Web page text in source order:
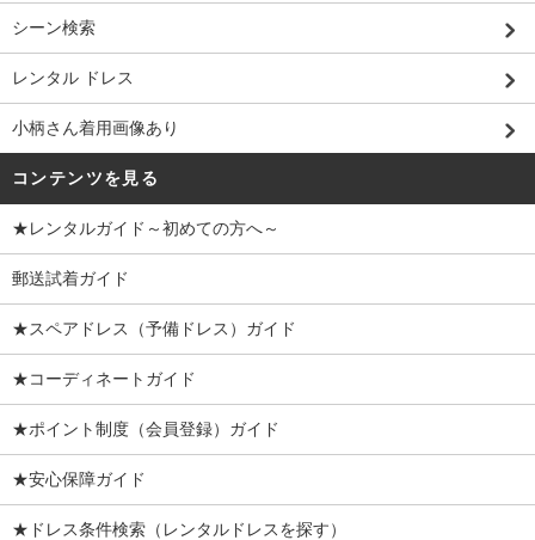
シーン検索
レンタル ドレス
小柄さん着用画像あり
コンテンツを見る
★レンタルガイド～初めての方へ～
郵送試着ガイド
★スペアドレス（予備ドレス）ガイド
★コーディネートガイド
★ポイント制度（会員登録）ガイド
★安心保障ガイド
★ドレス条件検索（レンタルドレスを探す）